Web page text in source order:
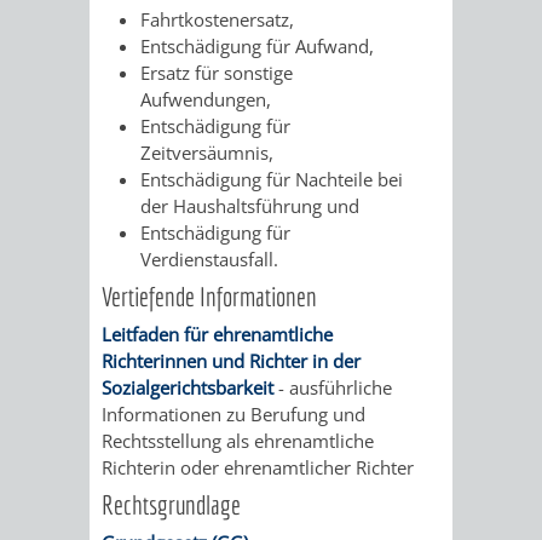
RÄUMEN
IN
WEINHEIM
NOTRUFNUMMERN
UND
NOTDIENSTE
PARTEIEN
SOZIALE
EINRICHTUNGEN
SPIELPLÄTZE
SPORTSTÄTTEN
&
Fahrtkostenersatz,
Entschädigung für Aufwand,
Ersatz für sonstige
Aufwendungen,
Entschädigung für
Zeitversäumnis,
Entschädigung für Nachteile bei
der Haushaltsführung und
Entschädigung für
Verdienstausfall.
Vertiefende Informationen
Leitfaden für ehrenamtliche
Richterinnen und Richter in der
Sozialgerichtsbarkeit- ausführliche
Informationen zu Berufung und
Rechtsstellung als ehrenamtliche
Richterin oder ehrenamtlicher Richter
Rechtsgrundlage